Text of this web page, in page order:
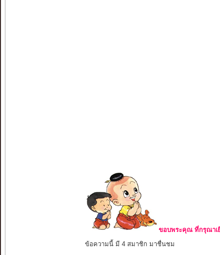
ขอบพระคุณ ที่กรุณาเ
ข้อความนี้ มี 4 สมาชิก มาชื่นชม